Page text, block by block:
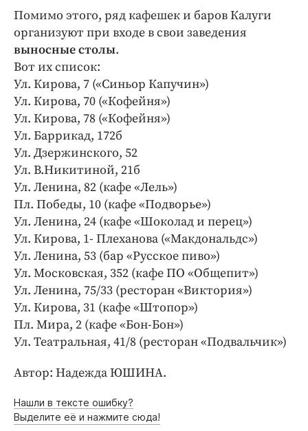
Помимо этого, ряд кафешек и баров Калуги
организуют при входе в свои заведения
выносные столы.
Вот их список:
Ул. Кирова, 7 («Синьор Капучин»)
Ул. Кирова, 70 («Кофейня»)
Ул. Кирова, 78 («Кофейня»)
Ул. Баррикад, 172б
Ул. Дзержинского, 52
Ул. В.Никитиной, 21б
Ул. Ленина, 82 (кафе «Лель»)
Пл. Победы, 10 (кафе «Подворье»)
Ул. Ленина, 24 (кафе «Шоколад и перец»)
Ул. Кирова, 1- Плеханова («Макдональдс»)
Ул. Ленина, 53 (бар «Русское пиво»)
Ул. Московская, 352 (кафе ПО «Общепит»)
Ул. Ленина, 75/33 (ресторан «Виктория»)
Ул. Кирова, 31 (кафе «Штопор»)
Пл. Мира, 2 (кафе «Бон-Бон»)
Ул. Театральная, 41/8 (ресторан «Подвальчик»)
Автор: Надежда ЮШИНА.
Нашли в тексте ошибку?
Выделите её и нажмите сюда!